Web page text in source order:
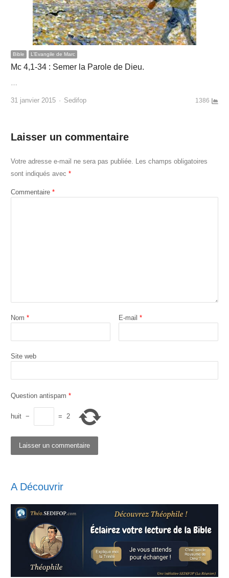
Bible L’Evangile de Marc
Mc 4,1-34 : Semer la Parole de Dieu.
…
31 janvier 2015 Author
Sedifop 1386
Laisser un commentaire
Votre adresse e-mail ne sera pas publiée.
Les champs obligatoires
sont indiqués avec *
Commentaire *
Nom * E-mail*
Site web
Question antispam *
huit − = 2
A Découvrir